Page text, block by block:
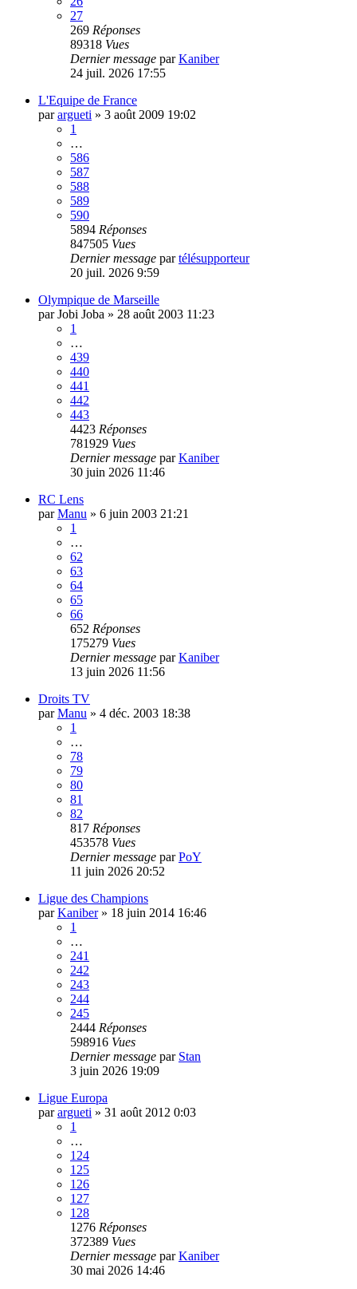
27
269 Réponses
89318 Vues
Dernier message parKaniber
24 juil. 2026 17:55
L'Equipe de France
parargueti » 3 août 2009 19:02
1
…
586
587
588
589
590
5894 Réponses
847505 Vues
Dernier message partélésupporteur
20 juil. 2026 9:59
Olympique de Marseille
parJobi Joba » 28 août 2003 11:23
1
…
439
440
441
442
443
4423 Réponses
781929 Vues
Dernier message parKaniber
30 juin 2026 11:46
RC Lens
parManu » 6 juin 2003 21:21
1
…
62
63
64
65
66
652 Réponses
175279 Vues
Dernier message parKaniber
13 juin 2026 11:56
Droits TV
parManu » 4 déc. 2003 18:38
1
…
78
79
80
81
82
817 Réponses
453578 Vues
Dernier message parPoY
11 juin 2026 20:52
Ligue des Champions
parKaniber» 18 juin 2014 16:46
1
…
241
242
243
244
245
2444 Réponses
598916 Vues
Dernier message par Stan
3 juin 2026 19:09
Ligue Europa
parargueti » 31 août 2012 0:03
1
…
124
125
126
127
128
1276 Réponses
372389 Vues
Dernier message parKaniber
30 mai 2026 14:46